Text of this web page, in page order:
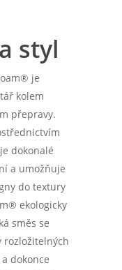
styl
je
kolem
přepravy.
dokonalé
a umožňuje
do textury
ekologicky
směs se
rozložitelných
dokonce